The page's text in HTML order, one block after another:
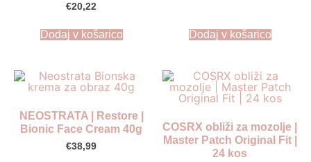
€20,22
Dodaj v košarico Dodaj v košarico
NEOSTRATA | Restore |
Bionic Face Cream 40g
€38,99
COSRX obliži za mozolje |
Master Patch Original Fit |
24 kos